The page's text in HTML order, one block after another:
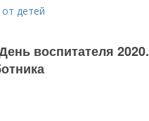
детей
воспитателя 2020.